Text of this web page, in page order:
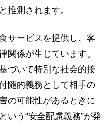
推測されます。
サービスを提供し、客
関係が生じています。
づいて特別な社会的接
随的義務として相手の
の可能性があるときに
いう“安全配慮義務”が発